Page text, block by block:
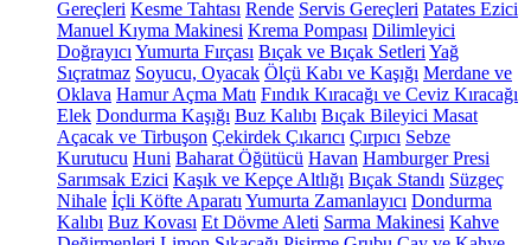
Gereçleri Kesme Tahtası Rende Servis Gereçleri Patates Ezici
Manuel Kıyma Makinesi Krema Pompası Dilimleyici
Doğrayıcı Yumurta Fırçası Bıçak ve Bıçak Setleri Yağ
Sıçratmaz Soyucu, Oyacak Ölçü Kabı ve Kaşığı Merdane ve
Oklava Hamur Açma Matı Fındık Kıracağı ve Ceviz Kıracağı
Elek Dondurma Kaşığı Buz Kalıbı Bıçak Bileyici Masat
Açacak ve Tirbuşon Çekirdek Çıkarıcı Çırpıcı Sebze
Kurutucu Huni Baharat Öğütücü Havan Hamburger Presi
Sarımsak Ezici Kaşık ve Kepçe Altlığı Bıçak Standı Süzgeç
Nihale İçli Köfte Aparatı Yumurta Zamanlayıcı Dondurma
Kalıbı Buz Kovası Et Dövme Aleti Sarma Makinesi Kahve